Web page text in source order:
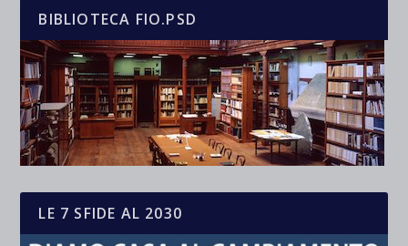
BIBLIOTECA FIO.PSD
LE 7 SFIDE AL 2030